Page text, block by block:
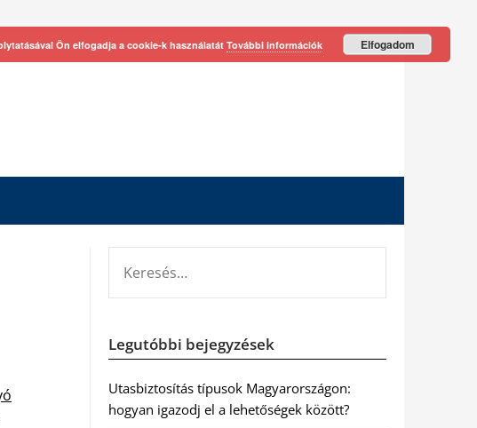
Legutóbbi bejegyzések
Utasbiztosítás típusok Magyarországon:
hogyan igazodj el a lehetőségek között?
Ön elfogadja a cookie-k használatátTovábbi információk Elfogadom